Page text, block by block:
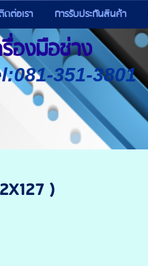
ดต่อเรา การรับประกันสินค้า
องมือช่าง
351-3801
)